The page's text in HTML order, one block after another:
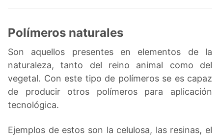
Polímeros naturales
Son aquellos presentes en elementos de la
naturaleza, tanto del reino animal como del
vegetal. Con este tipo de polímeros se es capaz
de producir otros polímeros para aplicación
tecnológica.
Ejemplos de estos son la celulosa, las resinas, el